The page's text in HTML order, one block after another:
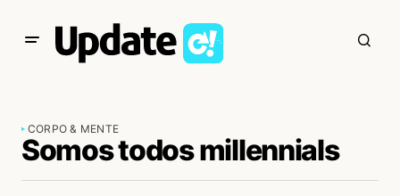
CORPO & MENTE
Somos todos millennials